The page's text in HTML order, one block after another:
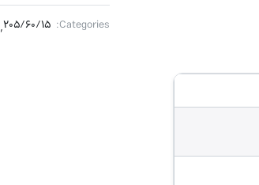
Categories: ۲۰۵/۶۰/۱۵,